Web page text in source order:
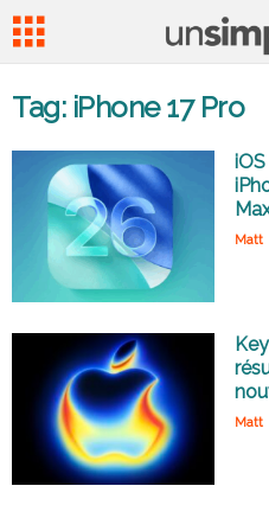
Tag: iPhone 17 Pro
Matt
Matt